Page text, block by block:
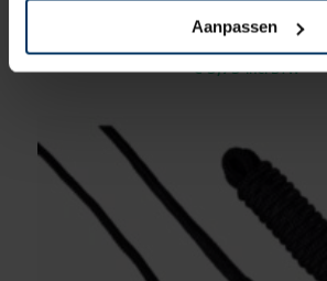
Aanpassen
Artikelnummer: 01222408
€5,75 incl BTW